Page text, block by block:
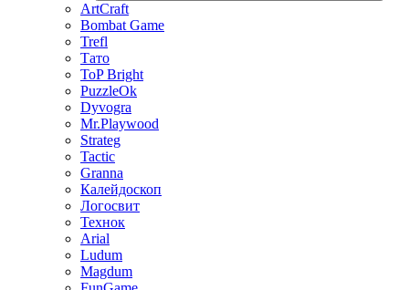
ArtCraft
Bombat Game
Trefl
Тато
ToP Bright
PuzzleOk
Dyvogra
Mr.Playwood
Strateg
Tactic
Granna
Калейдоскоп
Логосвит
Технок
Arial
Ludum
Magdum